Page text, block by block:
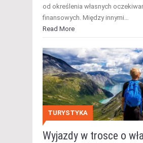
od określenia własnych
finansowych. Między innymi…
Read More
TURYSTYKA
Wyjazdy w trosce o